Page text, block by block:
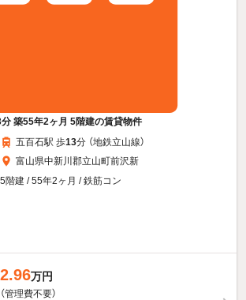
築55年2ヶ月 5階建の賃貸物件
五百石駅 歩13分 （地鉄立山線）
富山県中新川郡立山町前沢新
5階建 / 55年2ヶ月 / 鉄筋コン
2.96万円
（管理費不要）